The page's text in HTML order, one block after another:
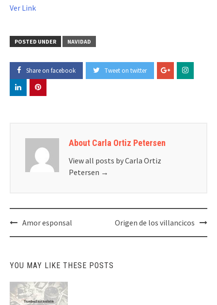
Ver Link
POSTED UNDER NAVIDAD
Share on facebook Tweet on twitter
About Carla Ortiz Petersen
View all posts by Carla Ortiz
Petersen →
Post
navigation
Amor esponsal Origen de los villancicos
YOU MAY LIKE THESE POSTS